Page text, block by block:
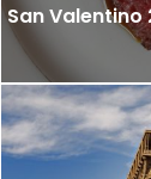
San